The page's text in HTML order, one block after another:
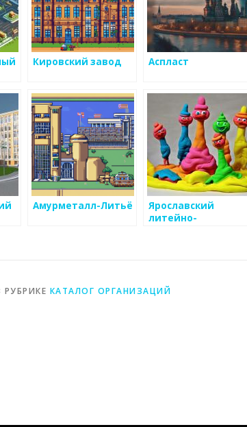
Кировский завод Аспласт
Амурметалл-Литьё
Ярославский
литейно-
КАТАЛОГ ОРГАНИЗАЦИЙ